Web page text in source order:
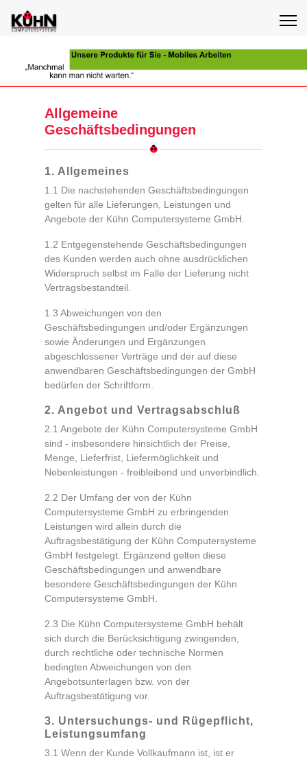
Allgemeine
Geschäftsbedingungen
1. Allgemeines
1.1 Die nachstehenden Geschäftsbedingungen
gelten für alle Lieferungen, Leistungen und
Angebote der Kühn Computersysteme GmbH.
1.2 Entgegenstehende Geschäftsbedingungen
des Kunden werden auch ohne ausdrücklichen
Widerspruch selbst im Falle der Lieferung nicht
Vertragsbestandteil.
1.3 Abweichungen von den
Geschäftsbedingungen und/oder Ergänzungen
sowie Änderungen und Ergänzungen
abgeschlossener Verträge und der auf diese
anwendbaren Geschäftsbedingungen der GmbH
bedürfen der Schriftform.
2. Angebot und Vertragsabschluß
2.1 Angebote der Kühn Computersysteme GmbH
sind - insbesondere hinsichtlich der Preise,
Menge, Lieferfrist, Liefermöglichkeit und
Nebenleistungen - freibleibend und unverbindlich.
2.2 Der Umfang der von der Kühn
Computersysteme GmbH zu erbringenden
Leistungen wird allein durch die
Auftragsbestätigung der Kühn Computersysteme
GmbH festgelegt. Ergänzend gelten diese
Geschäftsbedingungen und anwendbare
besondere Geschäftsbedingungen der Kühn
Computersysteme GmbH.
2.3 Die Kühn Computersysteme GmbH behält
sich durch die Berücksichtigung zwingenden,
durch rechtliche oder technische Normen
bedingten Abweichungen von den
Angebotsunterlagen bzw. von der
Auftragsbestätigung vor.
3. Untersuchungs- und Rügepflicht,
Leistungsumfang
3.1 Wenn der Kunde Vollkaufmann ist, ist er